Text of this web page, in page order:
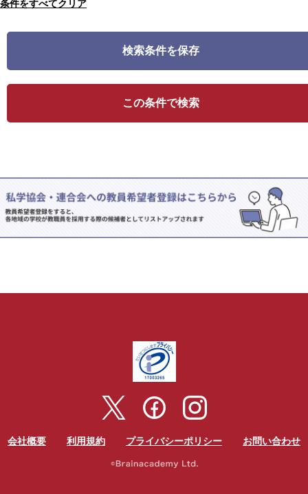
検索条件を保存
この条件で検索
会社概要 利用規約 プライバシーポリシー お問い合わせ